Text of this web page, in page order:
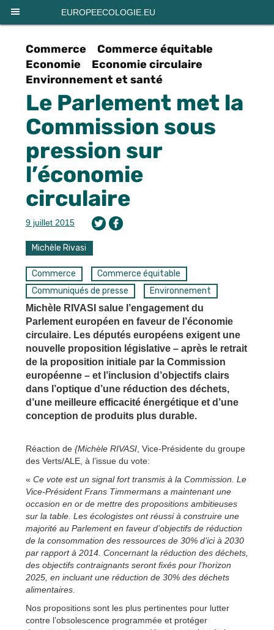
EUROPEECOLOGIE.EU
Commerce
Commerce équitable
Economie
Economie circulaire
Environnement et santé
Le Parlement met la
Commission sous
pression sur
l’économie
circulaire
9 juillet 2015
Michèle Rivasi
Commerce
Commerce équitable
Communiqués de presse
Environnement
Michèle RIVASI salue l’engagement du
Parlement européen en faveur de l’économie
circulaire. Les députés européens exigent une
nouvelle proposition législative – après le retrait
de la proposition initiale par la Commission
européenne – et l’inclusion d’objectifs clairs
dans l’optique d’une réduction des déchets,
d’une meilleure efficacité énergétique et d’une
conception de produits plus durable.
Réaction de {Michèle RIVASI , Vice-Présidente du groupe
des Verts/ALE, à l’issue du vote:
« Ce vote est un signal fort transmis à la Commission. Le
Vice-Président Frans Timmermans a maintenant une
occasion en or de mettre des propositions ambitieuses
sur la table. Les écologistes ont réussi à construire une
majorité au Parlement en faveur d’objectifs de réduction
de la consommation des ressources de 30% d’ici à 2030
par rapport à 2014. Concernant la réduction des déchets,
des objectifs contraignants seront fixés pour l’horizon
2025, en incluant une réduction de 30% des déchets
alimentaires.
Nos propositions sont les plus pertinentes pour lutter
contre l’obsolescence programmée et protéger